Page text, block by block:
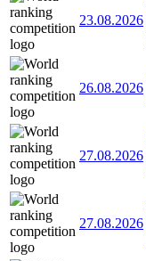
23.08.2026
26.08.2026
27.08.2026
27.08.2026